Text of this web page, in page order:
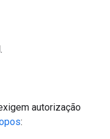
autorização
: